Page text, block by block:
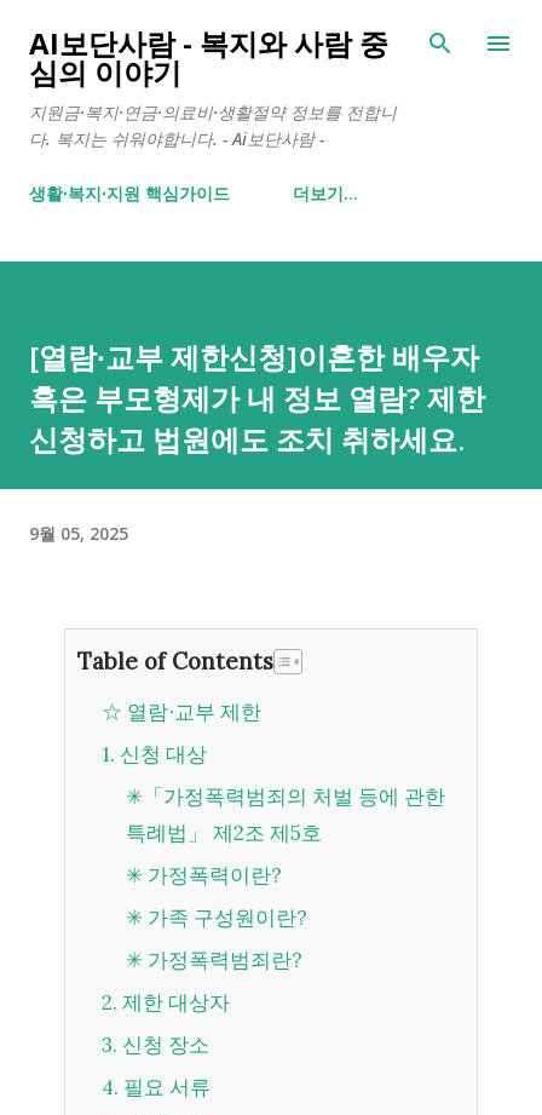
기본 콘텐츠로 건너뛰기
AI보단사람 - 복지와 사람 중
심의 이야기
지원금·복지·연금·의료비·생활절약 정보를 전합니
다. 복지는 쉬워야합니다. - Ai보단사람 -
생활∙복지∙지원 핵심가이드 더보기…
[열람∙교부 제한신청]이혼한 배우자
혹은 부모형제가 내 정보 열람? 제한
신청하고 법원에도 조치 취하세요.
9월 05, 2025
Table of Contents
☆ 열람∙교부 제한
1. 신청 대상
✳「가정폭력범죄의 처벌 등에 관한
특례법」 제2조 제5호
✳ 가정폭력이란?
✳ 가족 구성원이란?
✳ 가정폭력범죄란?
2. 제한 대상자
3. 신청 장소
4. 필요 서류